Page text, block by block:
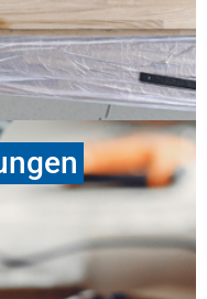
Die
ist für eine spätere
» weiter